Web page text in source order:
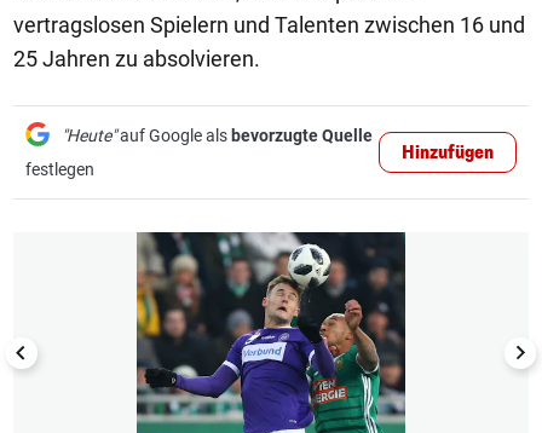
vertragslosen Spielern und Talenten zwischen 16 und
25 Jahren zu absolvieren.
"Heute"auf Google als bevorzugte Quelle
festlegen
Hinzufügen
1/13